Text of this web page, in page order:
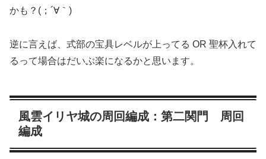
かも？(；´∀｀)
逆に言えば、式部の宝具レベルが上ってる OR 聖杯入れて
るって場合はだいぶ楽になるかと思います。
風雲イリヤ城の周回編成：第二関門 周回
編成